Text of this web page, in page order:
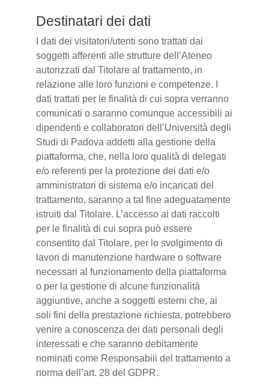
Destinatari dei dati
I dati dei visitatori/utenti sono trattati dai
soggetti afferenti alle strutture dell’Ateneo
autorizzati dal Titolare al trattamento, in
relazione alle loro funzioni e competenze. I
dati trattati per le finalità di cui sopra verranno
comunicati o saranno comunque accessibili ai
dipendenti e collaboratori dell’Università degli
Studi di Padova addetti alla gestione della
piattaforma, che, nella loro qualità di delegati
e/o referenti per la protezione dei dati e/o
amministratori di sistema e/o incaricati del
trattamento, saranno a tal fine adeguatamente
istruiti dal Titolare. L’accesso ai dati raccolti
per le finalità di cui sopra può essere
consentito dal Titolare, per lo svolgimento di
lavori di manutenzione hardware o software
necessari al funzionamento della piattaforma
o per la gestione di alcune funzionalità
aggiuntive, anche a soggetti esterni che, ai
soli fini della prestazione richiesta, potrebbero
venire a conoscenza dei dati personali degli
interessati e che saranno debitamente
nominati come Responsabili del trattamento a
norma dell’art. 28 del GDPR.